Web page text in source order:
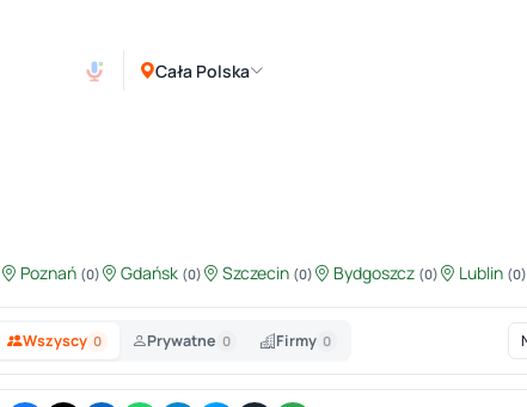
Cała Polska
Poznań (0) Gdańsk (0) Szczecin (0) Bydgoszcz (0) Lublin (0)
Wszyscy 0 Prywatne 0 Firmy 0